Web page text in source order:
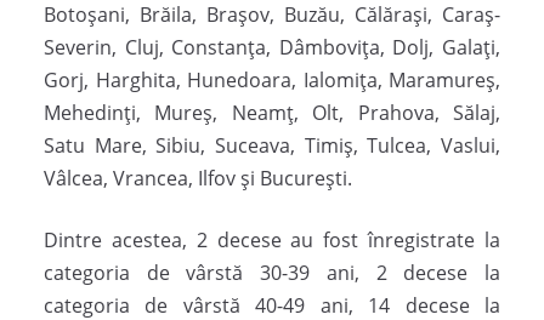
Botoșani, Brăila, Brașov, Buzău, Călărași, Caraș-
Severin, Cluj, Constanța, Dâmbovița, Dolj, Galați,
Gorj, Harghita, Hunedoara, Ialomița, Maramureș,
Mehedinți, Mureș, Neamț, Olt, Prahova, Sălaj,
Satu Mare, Sibiu, Suceava, Timiș, Tulcea, Vaslui,
Vâlcea, Vrancea, Ilfov și București.
Dintre acestea, 2 decese au fost înregistrate la
categoria de vârstă 30-39 ani, 2 decese la
categoria de vârstă 40-49 ani, 14 decese la